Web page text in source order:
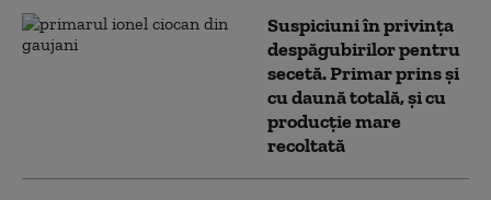
Suspiciuni în privința
despăgubirilor pentru
secetă. Primar prins și
cu daună totală, și cu
producție mare
recoltată